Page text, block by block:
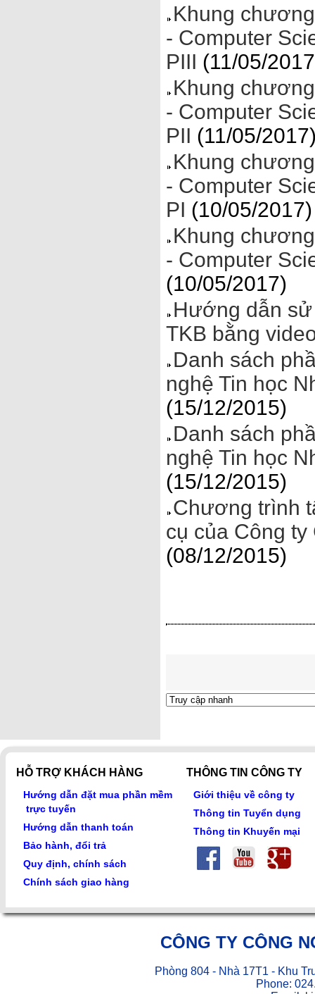
Khung
- Computer
PIII (11/05/
Khung
- Computer
PII (11/05/
Khung
- Computer
PI (10/05/2017)
Khung
- Computer
(10/05/2017)
Hướng dẫn
TKB bằng
Danh sách
nghệ Tin học
(15/12/2015)
Danh sách
nghệ Tin học
(15/12/2015)
Chương trình
cụ của Công
(08/12/2015)
HỖ TRỢ KHÁCH HÀNG
Hướng dẫn đặt mua phần mềm
trực tuyến
Hướng dẫn thanh toán
Bảo hành, đổi trả
Quy định, chính sách
Chính sách giao hàng
THÔNG TIN CÔNG TY
Giới thiệu về công ty
Thông tin Tuyển dụng
Thông tin Khuyến mại
CÔNG TY CÔNG
Phòng 804 - Nhà 17T1 - Khu
Phone: